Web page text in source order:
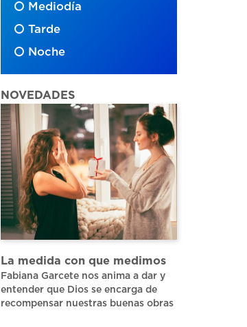
Mediodía
Tarde
Noche
NOVEDADES
La medida con que medimos
Fabiana Garcete nos anima a dar y
entender que Dios se encarga de
recompensar nuestras buenas obras